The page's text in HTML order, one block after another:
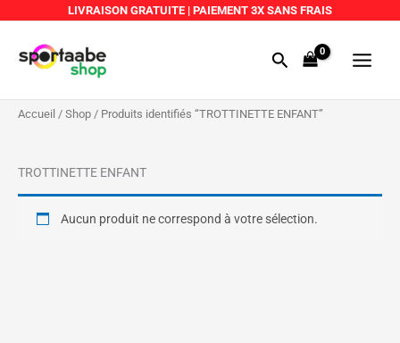
contenu
LIVRAISON GRATUITE | PAIEMENT 3X SANS FRAIS
RechercherMenu
Accueil / Shop / Produits identifiés “TROTTINETTE ENFANT”
TROTTINETTE ENFANT
Aucun produit ne correspond à votre sélection.